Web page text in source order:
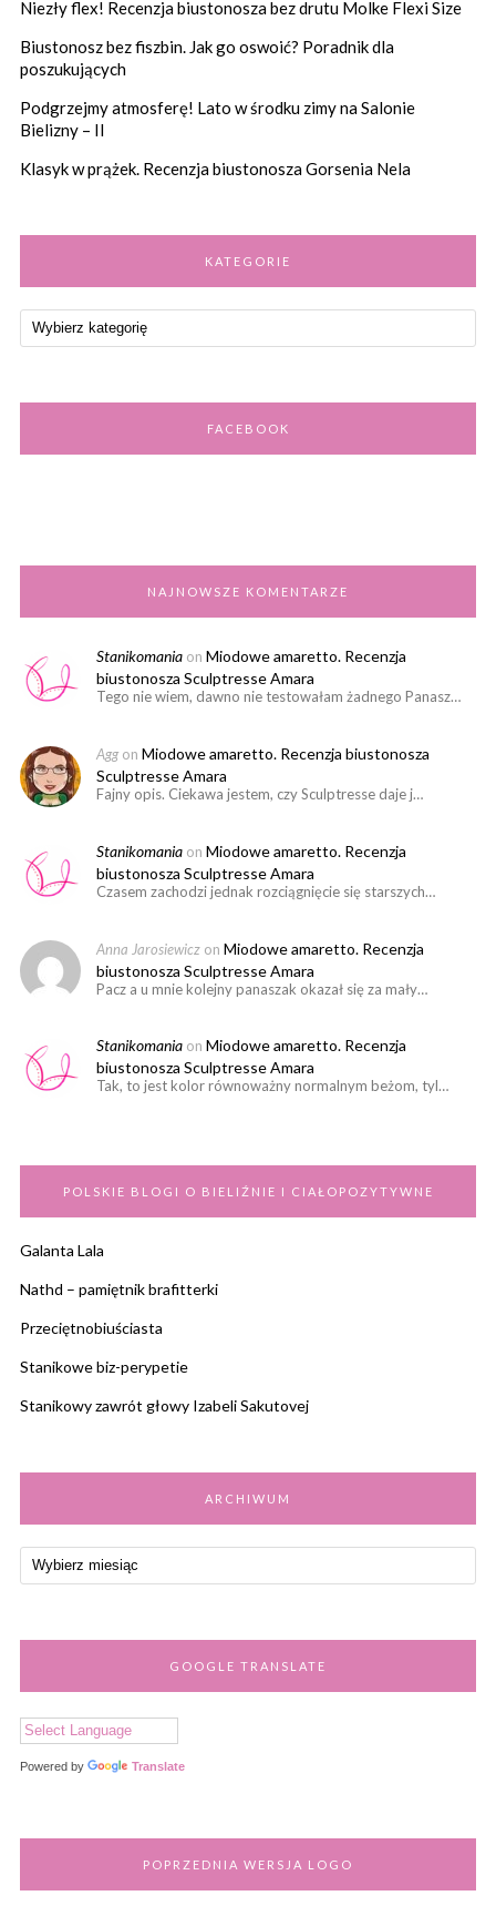
Niezły flex! Recenzja biustonosza bez drutu Molke Flexi Size
Biustonosz bez fiszbin. Jak go oswoić? Poradnik dla
poszukujących
Podgrzejmy atmosferę! Lato w środku zimy na Salonie
Bielizny – II
Klasyk w prążek. Recenzja biustonosza Gorsenia Nela
KATEGORIE
FACEBOOK
NAJNOWSZE KOMENTARZE
Stanikomania on Miodowe amaretto. Recenzja
biustonosza Sculptresse Amara
Tego nie wiem, dawno nie testowałam żadnego Panasz…
Agg on Miodowe amaretto. Recenzja biustonosza
Sculptresse Amara
Fajny opis. Ciekawa jestem, czy Sculptresse daje j…
Stanikomania on Miodowe amaretto. Recenzja
biustonosza Sculptresse Amara
Czasem zachodzi jednak rozciągnięcie się starszych…
Anna Jarosiewicz on Miodowe amaretto. Recenzja
biustonosza Sculptresse Amara
Pacz a u mnie kolejny panaszak okazał się za mały…
Stanikomania on Miodowe amaretto. Recenzja
biustonosza Sculptresse Amara
Tak, to jest kolor równoważny normalnym beżom, tyl…
POLSKIE BLOGI O BIELIŹNIE I CIAŁOPOZYTYWNE
Galanta Lala
Nathd – pamiętnik brafitterki
Przeciętnobiuściasta
Stanikowe biz-perypetie
Stanikowy zawrót głowy Izabeli Sakutovej
ARCHIWUM
GOOGLE TRANSLATE
Powered by Translate
POPRZEDNIA WERSJA LOGO